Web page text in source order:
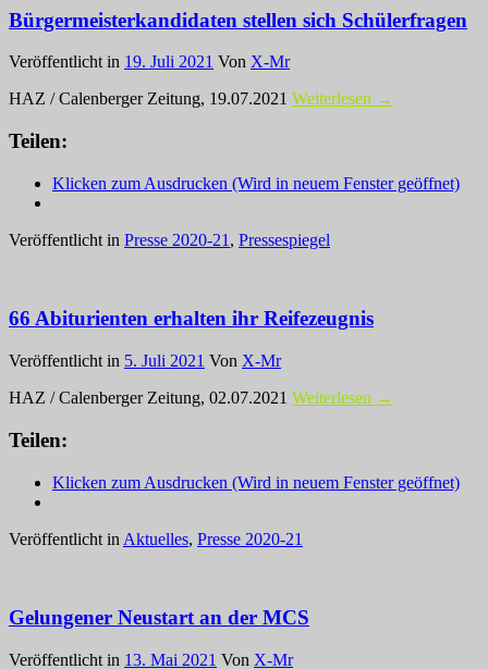
Bürgermeisterkandidaten stellen sich Schülerfragen
Veröffentlicht in 19. Juli 2021 Von X-Mr
HAZ / Calenberger Zeitung, 19.07.2021 Weiterlesen →
Teilen:
Klicken zum Ausdrucken (Wird in neuem Fenster geöffnet)
Veröffentlicht in Presse 2020-21 , Pressespiegel
66 Abiturienten erhalten ihr Reifezeugnis
Veröffentlicht in 5. Juli 2021 Von X-Mr
HAZ / Calenberger Zeitung, 02.07.2021 Weiterlesen →
Teilen:
Klicken zum Ausdrucken (Wird in neuem Fenster geöffnet)
Veröffentlicht in Aktuelles, Presse 2020-21
Gelungener Neustart an der MCS
Veröffentlicht in 13. Mai 2021 Von X-Mr